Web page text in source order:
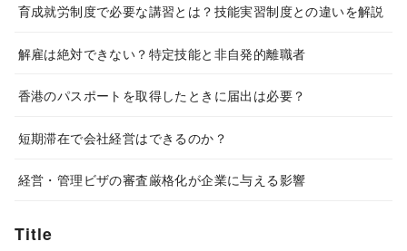
育成就労制度で必要な講習とは？技能実習制度との違いを解説
解雇は絶対できない？特定技能と非自発的離職者
香港のパスポートを取得したときに届出は必要？
短期滞在で会社経営はできるのか？
経営・管理ビザの審査厳格化が企業に与える影響
Title